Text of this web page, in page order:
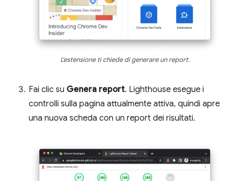
L'estensione ti chiede di generare un report.
Fai clic su Genera report. Lighthouse esegue i
controlli sulla pagina attualmente attiva, quindi apre
una nuova scheda con un report dei risultati.